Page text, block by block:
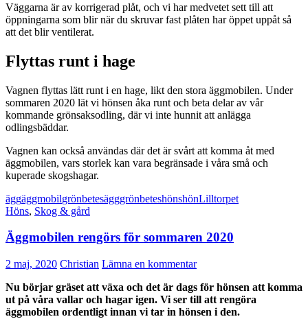
Väggarna är av korrigerad plåt, och vi har medvetet sett till att
öppningarna som blir när du skruvar fast plåten har öppet uppåt så
att det blir ventilerat.
Flyttas runt i hage
Vagnen flyttas lätt runt i en hage, likt den stora äggmobilen. Under
sommaren 2020 lät vi hönsen åka runt och beta delar av vår
kommande grönsaksodling, där vi inte hunnit att anlägga
odlingsbäddar.
Vagnen kan också användas där det är svårt att komma åt med
äggmobilen, vars storlek kan vara begränsade i våra små och
kuperade skogshagar.
äggäggmobilgrönbetesägggrönbeteshönshönLilltorpet
Höns, Skog & gård
Äggmobilen rengörs för sommaren 2020
2 maj, 2020 Christian Lämna en kommentar
Nu börjar gräset att växa och det är dags för hönsen att komma
ut på våra vallar och hagar igen. Vi ser till att rengöra
äggmobilen ordentligt innan vi tar in hönsen i den.